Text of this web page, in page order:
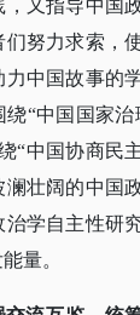
，又指导中国
努力求索，
中国故事的
“中国国家
“中国协商民
壮阔的中国
学自主性研
量。